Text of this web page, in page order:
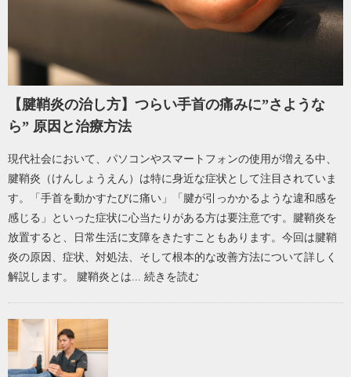
【腱鞘炎の治し方】つらい手首の痛みに”さような
ら” 原因と治療方法
現代社会において、パソコンやスマートフォンの使用が増える中、
腱鞘炎（けんしょうえん）は特に身近な症状として注目されていま
す。「手首を動かすたびに痛い」「腱が引っかかるような違和感を
感じる」といった症状に心当たりがある方は要注意です。腱鞘炎を
放置すると、日常生活に支障をきたすこともあります。今回は腱鞘
炎の原因、症状、対処法、そして根本的な改善方法について詳しく
解説します。 腱鞘炎とは... 続きを読む